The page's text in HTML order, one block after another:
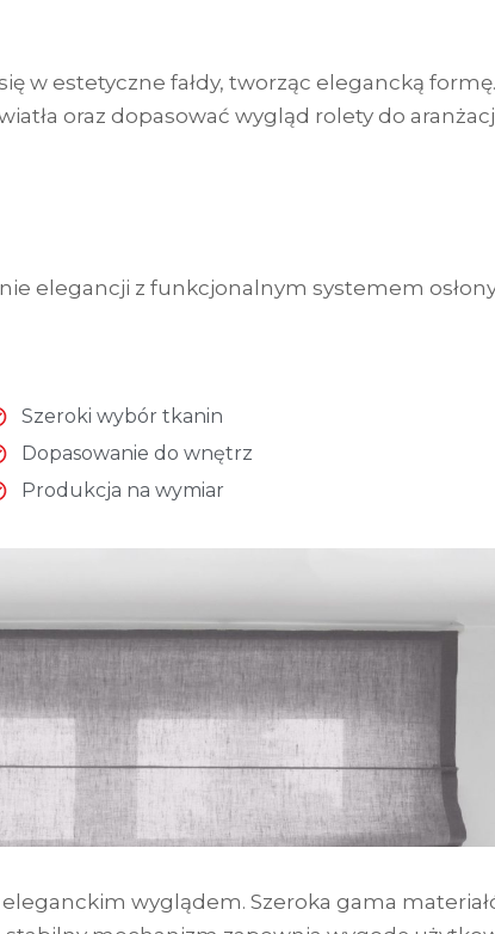
w estetyczne fałdy, tworząc elegancką formę.
oraz dopasować wygląd rolety do
elegancji z funkcjonalnym systemem
Szeroki wybór tkanin
Dopasowanie do wnętrz
Produkcja na wymiar
wyglądem. Szeroka gama